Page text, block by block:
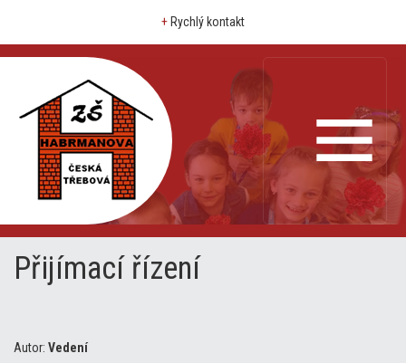
+ Rychlý kontakt
Přijímací řízení
Autor: Vedení